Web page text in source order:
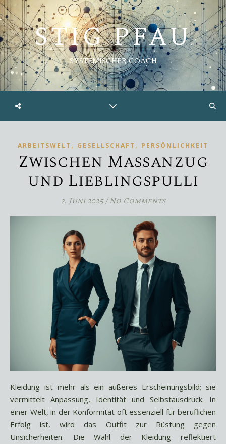
STIG PFAU
SYSTEMISCHER COACH
ARBEITSWELT , GESELLSCHAFT , PERSÖNLICHKEIT
Zwischen Maßanzug
und Lieblingspulli
2. Juni 2025/ No Comments
Kleidung ist mehr als ein äußeres Erscheinungsbild; sie
vermittelt Anpassung, Identität und Selbstausdruck. In
einer Welt, in der Konformität oft essenziell für beruflichen
Erfolg ist, wird das Outfit zur Rüstung gegen
Unsicherheiten. Die Wahl der Kleidung reflektiert